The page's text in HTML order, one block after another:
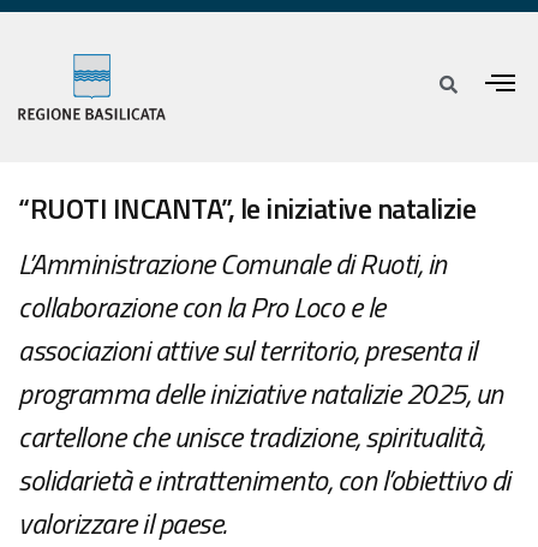
“RUOTI INCANTA”, le iniziative natalizie
L’Amministrazione Comunale di Ruoti, in
collaborazione con la Pro Loco e le
associazioni attive sul territorio, presenta il
programma delle iniziative natalizie 2025, un
cartellone che unisce tradizione, spiritualità,
solidarietà e intrattenimento, con l’obiettivo di
valorizzare il paese.